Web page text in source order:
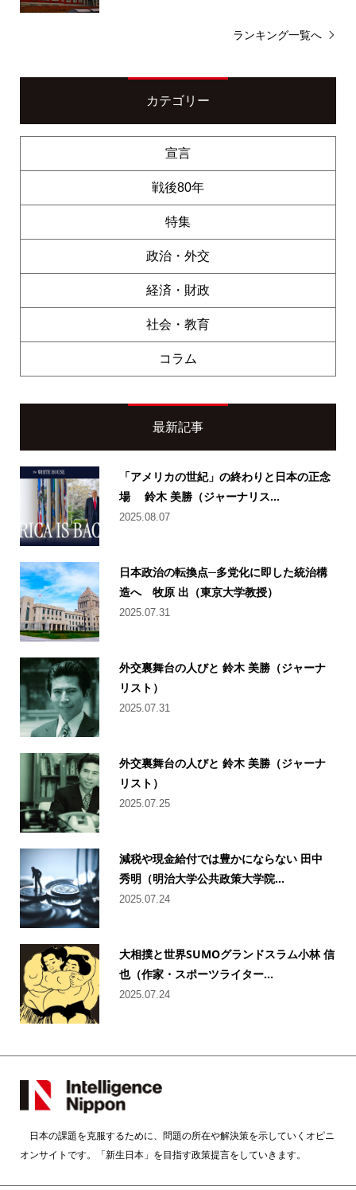
ランキング一覧へ
カテゴリー
宣言
戦後80年
特集
政治・外交
経済・財政
社会・教育
コラム
最新記事
「アメリカの世紀」の終わりと日本の正念
場 鈴木 美勝（ジャーナリス...
2025.08.07
日本政治の転換点─多党化に即した統治構
造へ 牧原 出（東京大学教授）
2025.07.31
外交裏舞台の人びと 鈴木 美勝（ジャーナ
リスト）
2025.07.31
外交裏舞台の人びと 鈴木 美勝（ジャーナ
リスト）
2025.07.25
減税や現金給付では豊かにならない 田中
秀明（明治大学公共政策大学院...
2025.07.24
大相撲と世界SUMOグランドスラム小林 信
也（作家・スポーツライター...
2025.07.24
日本の課題を克服するために、問題の所在や解決策を示していくオピニ
オンサイトです。「新生日本」を目指す政策提言をしていきます。